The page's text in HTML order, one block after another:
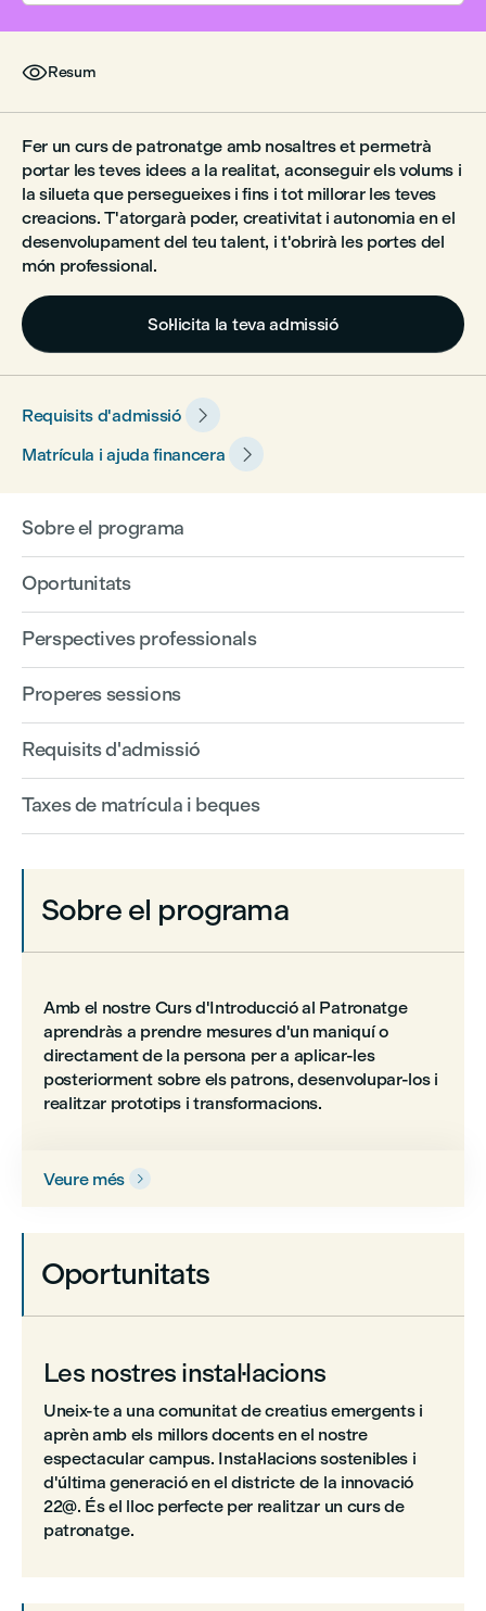
Resum
Fer un curs de patronatge amb nosaltres et permetrà
portar les teves idees a la realitat, aconseguir els volums i
la silueta que persegueixes i fins i tot millorar les teves
creacions. T'atorgarà poder, creativitat i autonomia en el
desenvolupament del teu talent, i t'obrirà les portes del
món professional.
Sol·licita la teva admissió
Requisits d'admissió 
Matrícula i ajuda financera 
Sobre el programa
Oportunitats
Perspectives professionals
Properes sessions
Requisits d'admissió
Taxes de matrícula i beques
Sobre el programa
Amb el nostre Curs d'Introducció al Patronatge
aprendràs a prendre mesures d'un maniquí o
directament de la persona per a aplicar-les
posteriorment sobre els patrons, desenvolupar-los i
realitzar prototips i transformacions.
Veure més 
Oportunitats
Les nostres instal·lacions
Uneix-te a una comunitat de creatius emergents i
aprèn amb els millors docents en el nostre
espectacular campus. Instal·lacions sostenibles i
d'última generació en el districte de la innovació
22@. És el lloc perfecte per realitzar un curs de
patronatge.